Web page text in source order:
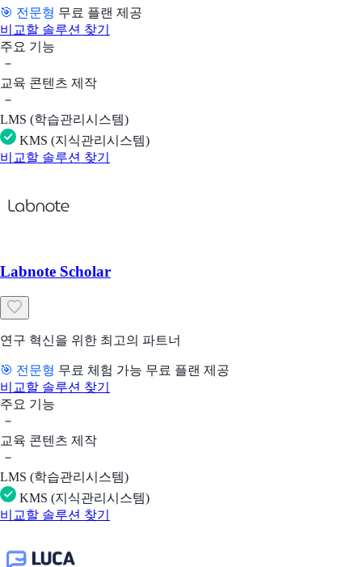
🎯 전문형 무료 플랜 제공
비교할 솔루션 찾기
주요 기능
교육 콘텐츠 제작
LMS (학습관리시스템)
KMS (지식관리시스템)
비교할 솔루션 찾기
Labnote Scholar
연구 혁신을 위한 최고의 파트너
🎯 전문형 무료 체험 가능 무료 플랜 제공
비교할 솔루션 찾기
주요 기능
교육 콘텐츠 제작
LMS (학습관리시스템)
KMS (지식관리시스템)
비교할 솔루션 찾기